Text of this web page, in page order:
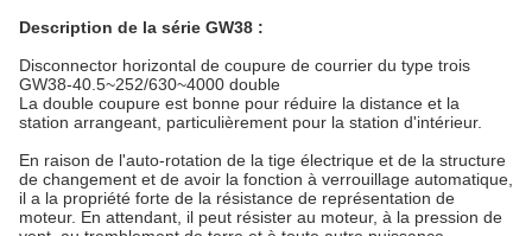
Description de la série GW38 :
Disconnector horizontal de coupure de courrier du type trois
GW38-40.5~252/630~4000 double
La double coupure est bonne pour réduire la distance et la
station arrangeant, particulièrement pour la station d'intérieur.
En raison de l'auto-rotation de la tige électrique et de la structure
de changement et de avoir la fonction à verrouillage automatique,
il a la propriété forte de la résistance de représentation de
moteur. En attendant, il peut résister au moteur, à la pression de